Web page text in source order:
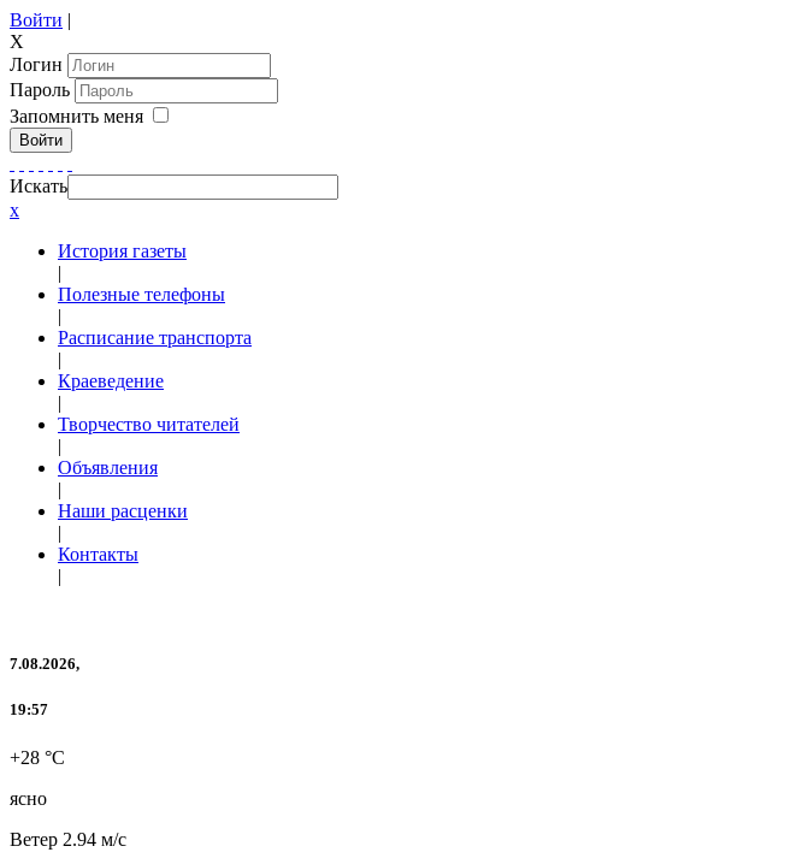
Войти |
X
Логин
Пароль
Запомнить меня
Войти
Искать
x
История газеты
|
Полезные телефоны
|
Расписание транспорта
|
Краеведение
|
Творчество читателей
|
Объявления
|
Наши расценки
|
Контакты
|
7.08.2026,
19:57
+28 °C
ясно
Ветер 2.94 м/с